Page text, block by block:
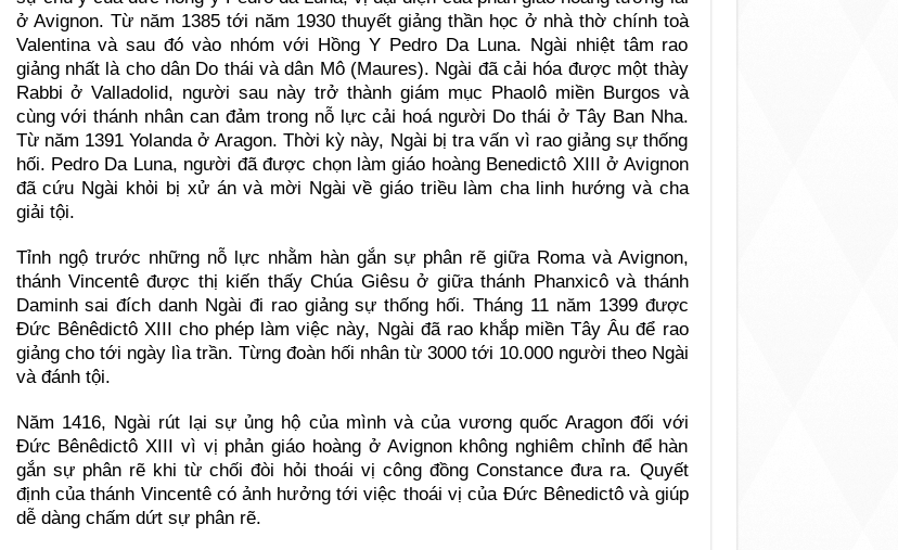
ở Avignon. Từ năm 1385 tới năm 1930 thuyết giảng thần học ở nhà thờ chính toà
Valentina và sau đó vào nhóm với Hồng Y Pedro Da Luna. Ngài nhiệt tâm rao
giảng nhất là cho dân Do thái và dân Mô (Maures). Ngài đã cải hóa được một thày
Rabbi ở Valladolid, người sau này trở thành giám mục Phaolô miền Burgos và
cùng với thánh nhân can đảm trong nỗ lực cải hoá người Do thái ở Tây Ban Nha.
Từ năm 1391 Yolanda ở Aragon. Thời kỳ này, Ngài bị tra vấn vì rao giảng sự thống
hối. Pedro Da Luna, người đã được chọn làm giáo hoàng Benedictô XIII ở Avignon
đã cứu Ngài khỏi bị xử án và mời Ngài về giáo triều làm cha linh hướng và cha
giải tội.
Tỉnh ngộ trước những nỗ lực nhằm hàn gắn sự phân rẽ giữa Roma và Avignon,
thánh Vincentê được thị kiến thấy Chúa Giêsu ở giữa thánh Phanxicô và thánh
Daminh sai đích danh Ngài đi rao giảng sự thống hối. Tháng 11 năm 1399 được
Đức Bênêdictô XIII cho phép làm việc này, Ngài đã rao khắp miền Tây Âu để rao
giảng cho tới ngày lìa trần. Từng đoàn hối nhân từ 3000 tới 10.000 người theo Ngài
và đánh tội.
Năm 1416, Ngài rút lại sự ủng hộ của mình và của vương quốc Aragon đối với
Đức Bênêdictô XIII vì vị phản giáo hoàng ở Avignon không nghiêm chỉnh để hàn
gắn sự phân rẽ khi từ chối đòi hỏi thoái vị công đồng Constance đưa ra. Quyết
định của thánh Vincentê có ảnh hưởng tới việc thoái vị của Đức Bênedictô và giúp
dễ dàng chấm dứt sự phân rẽ.